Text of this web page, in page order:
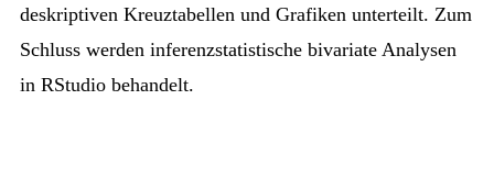
deskriptiven Kreuztabellen und Grafiken unterteilt. Zum
Schluss werden inferenzstatistische bivariate Analysen
in RStudio behandelt.